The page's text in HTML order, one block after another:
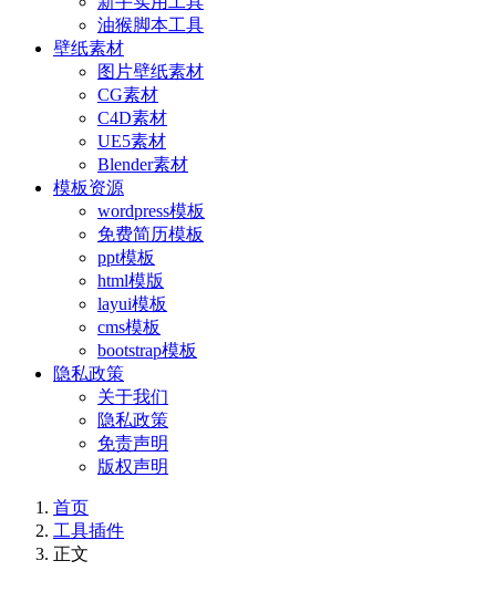
油猴脚本工具
壁纸素材
图片壁纸素材
CG素材
C4D素材
UE5素材
Blender素材
模板资源
wordpress模板
免费简历模板
ppt模板
html模版
layui模板
cms模板
bootstrap模板
隐私政策
关于我们
隐私政策
免责声明
版权声明
首页
工具插件
正文